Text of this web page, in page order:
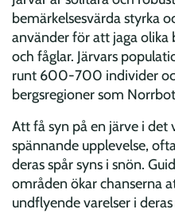
bemärkelsesvärda styrka
använder för att jaga olika
och fåglar. Järvars
runt 600-700 individer
bergsregioner som
Att få syn på en järve i det
spännande upplevelse,
deras spår syns i snön.
områden ökar chanserna
undflyende varelser i